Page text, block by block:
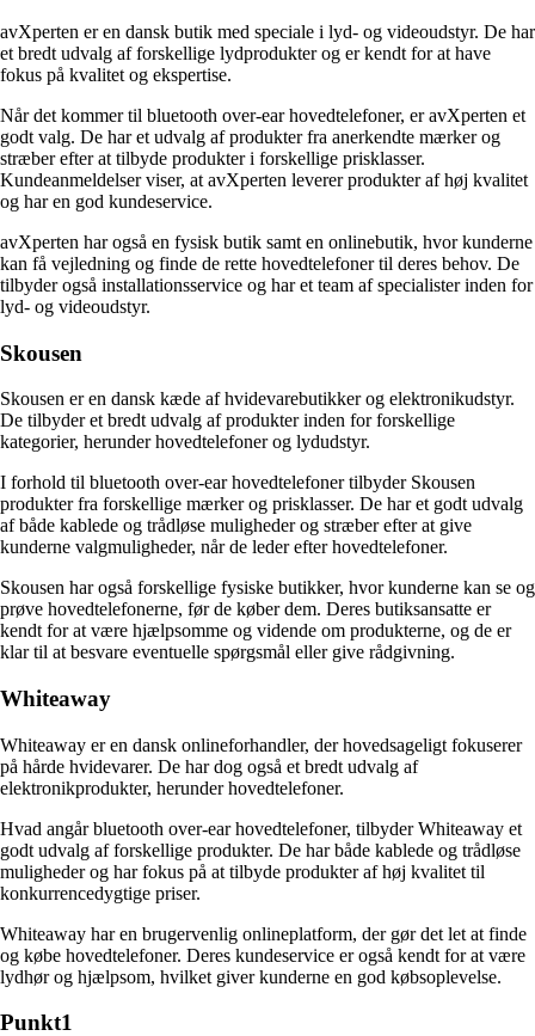
avXperten er en dansk butik med speciale i lyd- og videoudstyr. De har
et bredt udvalg af forskellige lydprodukter og er kendt for at have
fokus på kvalitet og ekspertise.
Når det kommer til bluetooth over-ear hovedtelefoner, er avXperten et
godt valg. De har et udvalg af produkter fra anerkendte mærker og
stræber efter at tilbyde produkter i forskellige prisklasser.
Kundeanmeldelser viser, at avXperten leverer produkter af høj kvalitet
og har en god kundeservice.
avXperten har også en fysisk butik samt en onlinebutik, hvor kunderne
kan få vejledning og finde de rette hovedtelefoner til deres behov. De
tilbyder også installationsservice og har et team af specialister inden for
lyd- og videoudstyr.
Skousen
Skousen er en dansk kæde af hvidevarebutikker og elektronikudstyr.
De tilbyder et bredt udvalg af produkter inden for forskellige
kategorier, herunder hovedtelefoner og lydudstyr.
I forhold til bluetooth over-ear hovedtelefoner tilbyder Skousen
produkter fra forskellige mærker og prisklasser. De har et godt udvalg
af både kablede og trådløse muligheder og stræber efter at give
kunderne valgmuligheder, når de leder efter hovedtelefoner.
Skousen har også forskellige fysiske butikker, hvor kunderne kan se og
prøve hovedtelefonerne, før de køber dem. Deres butiksansatte er
kendt for at være hjælpsomme og vidende om produkterne, og de er
klar til at besvare eventuelle spørgsmål eller give rådgivning.
Whiteaway
Whiteaway er en dansk onlineforhandler, der hovedsageligt fokuserer
på hårde hvidevarer. De har dog også et bredt udvalg af
elektronikprodukter, herunder hovedtelefoner.
Hvad angår bluetooth over-ear hovedtelefoner, tilbyder Whiteaway et
godt udvalg af forskellige produkter. De har både kablede og trådløse
muligheder og har fokus på at tilbyde produkter af høj kvalitet til
konkurrencedygtige priser.
Whiteaway har en brugervenlig onlineplatform, der gør det let at finde
og købe hovedtelefoner. Deres kundeservice er også kendt for at være
lydhør og hjælpsom, hvilket giver kunderne en god købsoplevelse.
Punkt1